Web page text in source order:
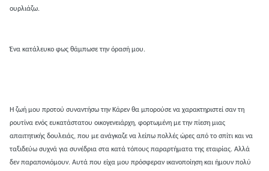
ουρλιάζω.
Ένα κατάλευκο φως θάμπωσε την όρασή μου.
Η ζωή μου προτού συναντήσω την Κάρεν θα μπορούσε να χαρακτηριστεί σαν τη
ρουτίνα ενός ευκατάστατου οικογενειάρχη, φορτωμένη με την πίεση μιας
απαιτητικής δουλειάς, που με ανάγκαζε να λείπω πολλές ώρες από το σπίτι και να
ταξιδεύω συχνά για συνέδρια στα κατά τόπους παραρτήματα της εταιρίας. Αλλά
δεν παραπονιόμουν. Αυτά που είχα μου πρόσφεραν ικανοποίηση και ήμουν πολύ